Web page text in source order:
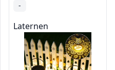
-
Laternen